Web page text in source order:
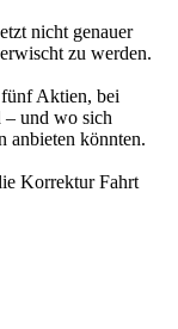
nicht genauer
zu werden.
Aktien, bei
– und wo sich
anbieten könnten.
Korrektur Fahrt